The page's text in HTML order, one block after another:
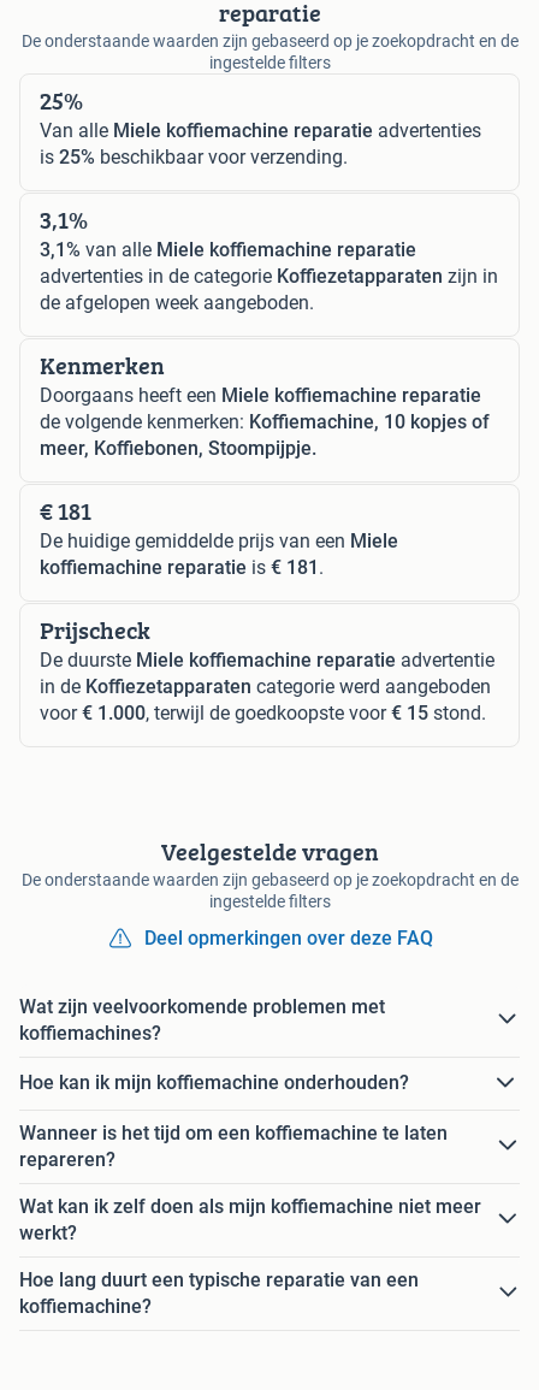
reparatie
De onderstaande waarden zijn gebaseerd op je zoekopdracht en de
ingestelde filters
25%
Van alle Miele koffiemachine reparatie advertenties
is 25% beschikbaar voor verzending.
3,1%
3,1% van alle Miele koffiemachine reparatie
advertenties in de categorie Koffiezetapparaten zijn in
de afgelopen week aangeboden.
Kenmerken
Doorgaans heeft een Miele koffiemachine reparatie
de volgende kenmerken: Koffiemachine, 10 kopjes of
meer, Koffiebonen, Stoompijpje.
€ 181
De huidige gemiddelde prijs van een Miele
koffiemachine reparatie is € 181 .
Prijscheck
De duurste Miele koffiemachine reparatie advertentie
in de Koffiezetapparaten categorie werd aangeboden
voor€ 1.000, terwijl de goedkoopste voor€ 15 stond.
Veelgestelde vragen
De onderstaande waarden zijn gebaseerd op je zoekopdracht en de
ingestelde filters
Deel opmerkingen over deze FAQ
Wat zijn veelvoorkomende problemen met
koffiemachines?
Hoe kan ik mijn koffiemachine onderhouden?
Wanneer is het tijd om een koffiemachine te laten
repareren?
Wat kan ik zelf doen als mijn koffiemachine niet meer
werkt?
Hoe lang duurt een typische reparatie van een
koffiemachine?